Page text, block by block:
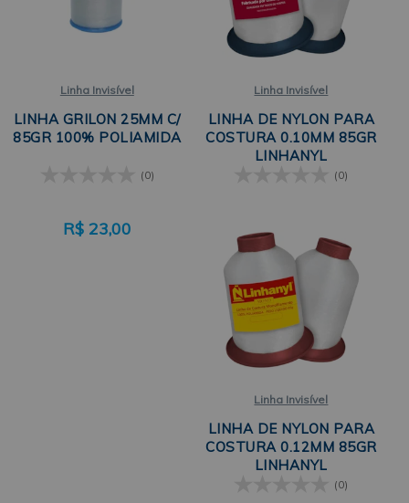
Linha Invisível
LINHA GRILON 25MM C/
85GR 100% POLIAMIDA
(0)
R$ 23,00
Linha Invisível
LINHA DE NYLON PARA
COSTURA 0.10MM 85GR
LINHANYL
(0)
Linha Invisível
LINHA DE NYLON PARA
COSTURA 0.12MM 85GR
LINHANYL
(0)